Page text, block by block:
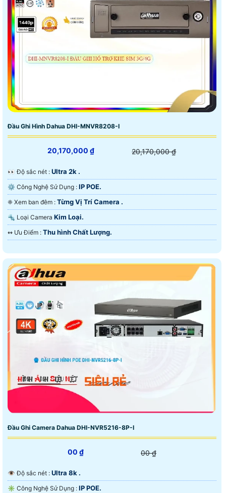
Đầu Ghi Hình Dahua DHI-MNVR8208-I
20,170,000 ₫ 20,170,000 ₫
️👀 Độ sắc nét : Ultra 2k .
⚙ Công Nghệ Sử Dụng : IP POE.
❈ Xem ban đêm : Từng Vị Trí Camera .
🔩 Loại Camera Kim Loại.
️↭ Ưu Điểm : Thu hình Chất Lượng.
Đầu Ghi Camera Dahua DHI-NVR5216-8P-I
00 ₫ 00 ₫
👁 Độ sắc nét : Ultra 8k .
✳️ Công Nghệ Sử Dụng : IP POE.